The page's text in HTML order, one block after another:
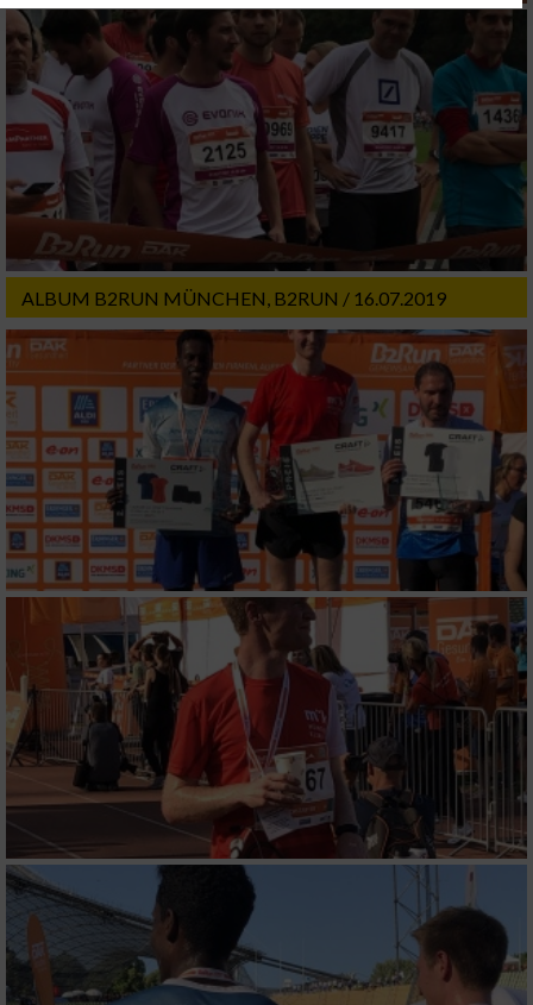
ALBUM B2RUN MÜNCHEN, B2RUN / 16.07.2019
Website/App.
Partnerliste anzeigen (1 IAB-Anbieter)
Wir nutzen Ihre Daten für folgende Zwecke:
IAB-Verarbeitungszwecke:
Speichern von oder Zugriff auf Informationen
auf einem Endgerät
Verwendung reduzierter Daten zur Auswahl
von Werbeanzeigen
Erstellung von Profilen für personalisierte
Werbung
Verwendung von Profilen zur Auswahl
personalisierter Werbung
Erstellung von Profilen zur Personalisierung
von Inhalten
Verwendung von Profilen zur Auswahl
personalisierter Inhalte
Messung der Werbeleistung
Messung der Performance von Inhalten
Analyse von Zielgruppen durch Statistiken
oder Kombinationen von Daten aus
verschiedenen Quellen
Entwicklung und Verbesserung der Angebote
Verwendung reduzierter Daten zur Auswahl
von Inhalten
IAB-Besonderheiten: